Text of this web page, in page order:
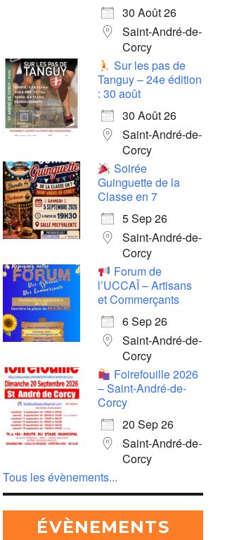
30 Août 26
Saint-André-de-
Corcy
Sur les pas de
Tanguy – 24e édition
: 30 août
30 Août 26
Saint-André-de-
Corcy
Soirée
Guinguette de la
Classe en 7
5 Sep 26
Saint-André-de-
Corcy
Forum de
l’UCCAÏ – Artisans
et Commerçants
6 Sep 26
Saint-André-de-
Corcy
Foirefouille 2026
– Saint-André-de-
Corcy
20 Sep 26
Saint-André-de-
Corcy
Tous les évènements...
ÉVÈNEMENTS